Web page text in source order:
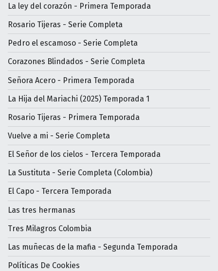
La ley del corazón - Primera Temporada
Rosario Tijeras - Serie Completa
Pedro el escamoso - Serie Completa
Corazones Blindados - Serie Completa
Señora Acero - Primera Temporada
La Hija del Mariachi (2025) Temporada 1
Rosario Tijeras - Primera Temporada
Vuelve a mi - Serie Completa
El Señor de los cielos - Tercera Temporada
La Sustituta - Serie Completa (Colombia)
El Capo - Tercera Temporada
Las tres hermanas
Tres Milagros Colombia
Las muñecas de la mafia - Segunda Temporada
Políticas De Cookies